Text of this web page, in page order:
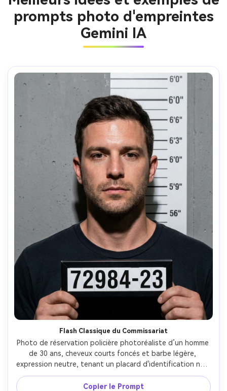
prompts photo d'empreintes
Gemini IA
Flash Classique du Commissariat
Photo de réservation policière photoréaliste d’un homme
de 30 ans, cheveux courts foncés et barbe légère,
expression neutre, tenant un placard d'identification noir
et blanc avec un numéro simple, mur de tableau de
hauteur gris derrière lui, flash direct et dur créant des
Copier le Prompt